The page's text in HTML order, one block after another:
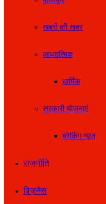
खबरों की खबर
आध्यात्मिक
धार्मिक
सरकारी योजनाएं
ब्रेकिंग न्यूज़
राजनीति
बिज़नेस